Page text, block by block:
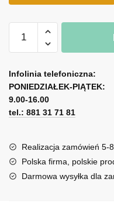
Pionowa
z
kaktusem
l
t
e
r
a
t
i
Infolinia telefoniczna:
PONIEDZIAŁEK-PIĄTEK:
9.00-16.00
tel.: 881 31 71 81
Realizacja zamówień 5-
Polska firma, polskie
Darmowa wysyłka dla